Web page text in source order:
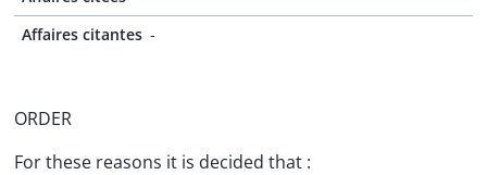
Affaires citantes -
ORDER
For these reasons it is decided that :